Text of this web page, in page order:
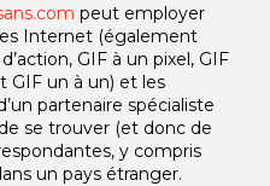
peut employer
Internet (également
GIF à un pixel, GIF
GIF un à un) et les
partenaire spécialiste
se trouver (et donc de
y compris
un pays étranger.